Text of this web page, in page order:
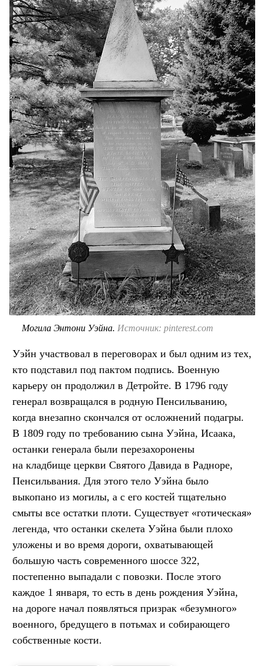
Могила Энтони Уэйна. Источник: pinterest.com
Уэйн участвовал в переговорах и был одним из тех,
кто подставил под пактом подпись. Военную
карьеру он продолжил в Детройте. В 1796 году
генерал возвращался в родную Пенсильванию,
когда внезапно скончался от осложнений подагры.
В 1809 году по требованию сына Уэйна, Исаака,
останки генерала были перезахоронены
на кладбище церкви Святого Давида в Радноре,
Пенсильвания. Для этого тело Уэйна было
выкопано из могилы, а с его костей тщательно
смыты все остатки плоти. Существует «готическая»
легенда, что останки скелета Уэйна были плохо
уложены и во время дороги, охватывающей
большую часть современного шоссе 322,
постепенно выпадали с повозки. После этого
каждое 1 января, то есть в день рождения Уэйна,
на дороге начал появляться призрак «безумного»
военного, бредущего в потьмах и собирающего
собственные кости.